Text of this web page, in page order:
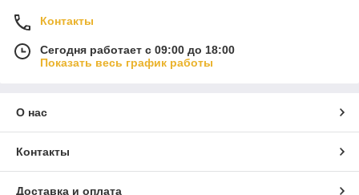
Контакты
Сегодня работает с 09:00 до 18:00
Показать весь график работы
О нас
Контакты
Доставка и оплата